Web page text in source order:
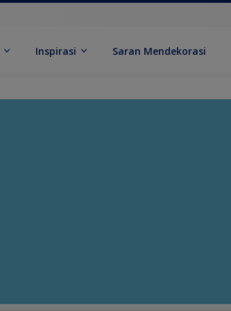
Inspirasi Saran Mendekorasi